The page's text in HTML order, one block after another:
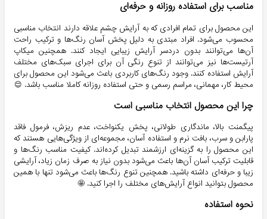
مناسب برای استفاده روزانه و حرفه‌ای
این محصول برای تمام افرادی که به آرایش چشم علاقه دارند انتخاب مناسبی
محسوب می‌شود. افراد مبتدی به دلیل پخش آسان رنگ‌ها و ترکیب راحت
آن‌ها می‌توانند بدون دردسر آرایش زیبایی ایجاد کنند. همچنین میکاپ
آرتیست‌ها نیز می‌توانند از تنوع رنگی آن برای اجرای سبک‌های مختلف
آرایش استفاده کنند. وجود رنگ‌های کاربردی باعث می‌شود این محصول برای
محیط کار، مهمانی، مراسم رسمی و حتی استفاده روزانه کاملا مناسب باشد. 😌
چرا این محصول انتخاب مناسبی است
پیگمنت بالا، ماندگاری طولانی، پخش یکنواخت، عدم ریزش، فرمول فاقد
پارابن و سرب، بافت نرم و استفاده آسان، مجموعه‌ای از ویژگی‌هایی هستند که
این محصول را به گزینه‌ای ارزشمند تبدیل کرده‌اند. کیفیت مناسب رنگ‌ها و
قابلیت ترکیب آسان آن‌ها باعث می‌شود بدون نیاز به صرف زمان زیاد، آرایشی
زیبا و حرفه‌ای داشته باشید. همچنین تنوع رنگ‌ها باعث می‌شود تنها با همین
محصول بتوانید انواع آرایش‌های مختلف را اجرا کنید. 🤩
نحوه استفاده